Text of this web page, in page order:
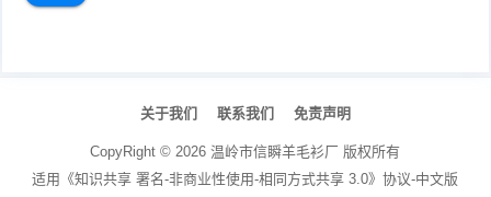
关于我们 联系我们 免责声明
CopyRight © 2026温岭市信瞬羊毛衫厂 版权所有
适用《知识共享 署名-非商业性使用-相同方式共享 3.0》协议-中文版